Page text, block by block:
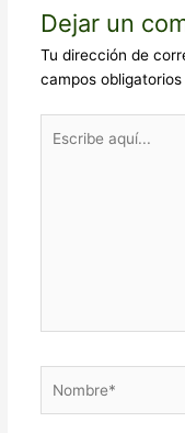
Dejar un
Tu dirección de
campos
aquí...